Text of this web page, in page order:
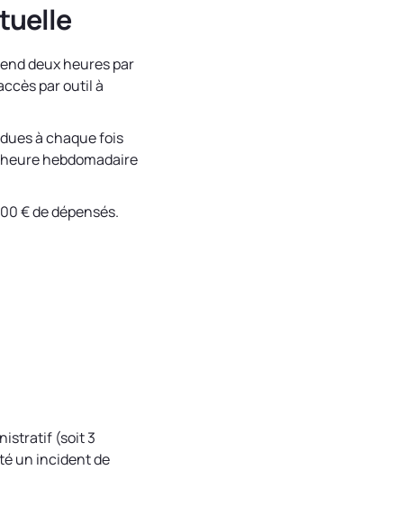
deux heures par
par outil à
à chaque fois
hebdomadaire
€ de dépensés.
(soit 3
un incident de